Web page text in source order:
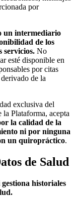
por
un intermediario
de los
servicios. No
esté disponible en
por citas
de la
exclusiva del
la Plataforma, acepta
la calidad de la
ni por ninguna
un quiropráctico.
de Salud
historiales